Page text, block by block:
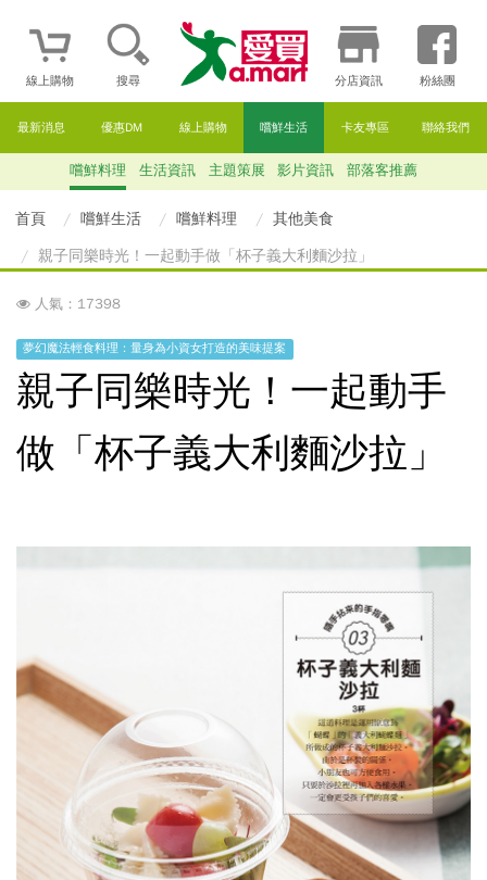
線上購物 搜尋 分店資訊 粉絲團
最新消息 優惠DM 線上購物 嚐鮮生活 卡友專區 聯絡我們
嚐鮮料理 生活資訊 主題策展 影片資訊 部落客推薦
首頁 嚐鮮生活 嚐鮮料理
其他美食
親子同樂時光！一起動手做「杯子義大利麵沙拉」
人氣：17398
夢幻魔法輕食料理：量身為小資女打造的美味提案
親子同樂時光！一起動手
做「杯子義大利麵沙拉」